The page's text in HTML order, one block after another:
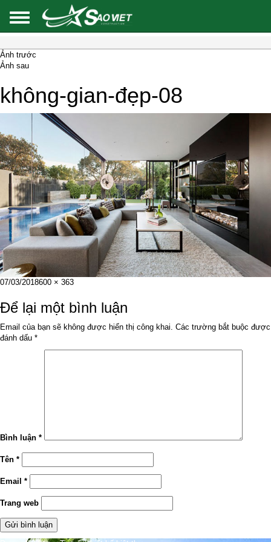
Ảnh trước
Ảnh sau
không-gian-đẹp-08
Đăng
ngày
07/03/2018Kích
đầy
đủ
600 × 363
Để lại một bình luận
Email của bạn sẽ không được hiển thị công khai. Các trường bắt buộc được
đánh dấu *
Bình luận *
Tên *
Email *
Trang web